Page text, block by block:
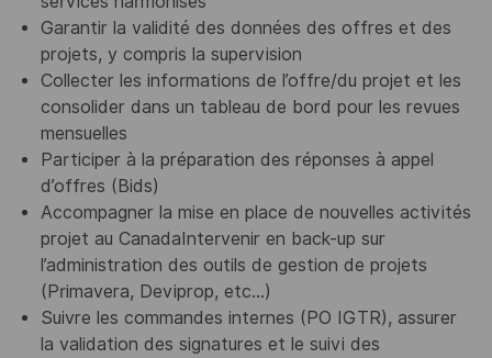
Garantir la validité des données des offres et des
projets, y compris la supervision
Collecter les informations de l’offre/du projet et les
consolider dans un tableau de bord pour les revues
mensuelles
Participer à la préparation des réponses à appel
d’offres (Bids)
Accompagner la mise en place de nouvelles activités
projet au CanadaIntervenir en back-up sur
l’administration des outils de gestion de projets
(Primavera, Deviprop, etc...)
Suivre les commandes internes (PO IGTR), assurer
la validation des signatures et le suivi des